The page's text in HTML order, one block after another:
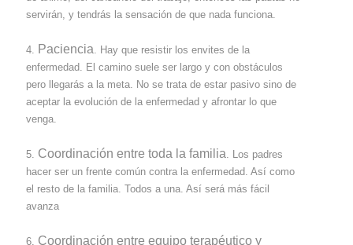
servirán, y tendrás la sensación de que nada funciona.
4. Paciencia . Hay que resistir los envites de la
enfermedad. El camino suele ser largo y con obstáculos
pero llegarás a la meta. No se trata de estar pasivo sino de
aceptar la evolución de la enfermedad y afrontar lo que
venga.
5. Coordinación entre toda la familia . Los padres
hacer ser un frente común contra la enfermedad. Así como
el resto de la familia. Todos a una. Así será más fácil
avanza
6. Coordinación entre equipo terapéutico y